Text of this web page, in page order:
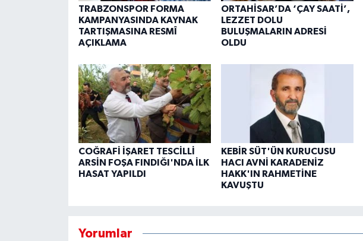
TRABZONSPOR FORMA
KAMPANYASINDA KAYNAK
TARTIŞMASINA RESMÎ
AÇIKLAMA
ORTAHİSAR’DA ‘ÇAY SAATİ’,
LEZZET DOLU
BULUŞMALARIN ADRESİ
OLDU
COĞRAFİ İŞARET TESCİLLİ
ARSİN FOŞA FINDIĞI'NDA İLK
HASAT YAPILDI
KEBİR SÜT'ÜN KURUCUSU
HACI AVNİ KARADENİZ
HAKK'IN RAHMETİNE
KAVUŞTU
Yorumlar